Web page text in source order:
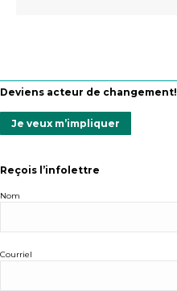
Deviens acteur de changement!
Je veux m’impliquer
Reçois l’infolettre
Nom
Courriel